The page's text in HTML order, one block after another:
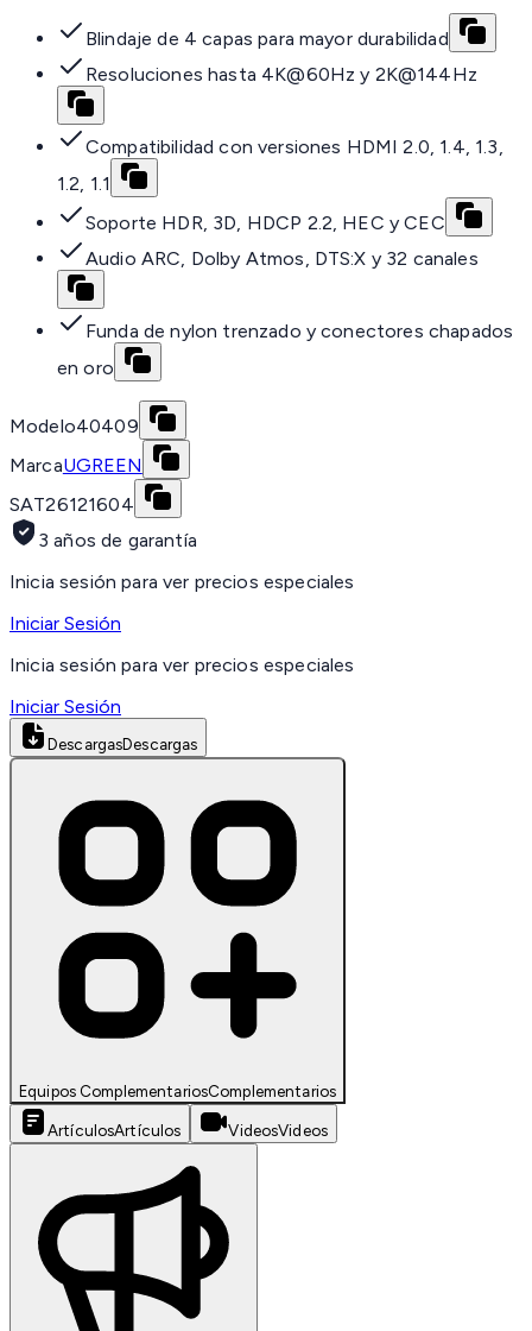
Blindaje de 4 capas para mayor durabilidad
Resoluciones hasta 4K@60Hz y 2K@144Hz
Compatibilidad con versiones HDMI 2.0, 1.4, 1.3,
1.2, 1.1
Soporte HDR, 3D, HDCP 2.2, HEC y CEC
Audio ARC, Dolby Atmos, DTS:X y 32 canales
Funda de nylon trenzado y conectores chapados
en oro
Modelo40409
MarcaUGREEN
SAT26121604
3 años de garantía
Inicia sesión para ver precios especiales
Iniciar Sesión
Inicia sesión para ver precios especiales
Iniciar Sesión
DescargasDescargas
Equipos ComplementariosComplementarios
ArtículosArtículos VideosVideos